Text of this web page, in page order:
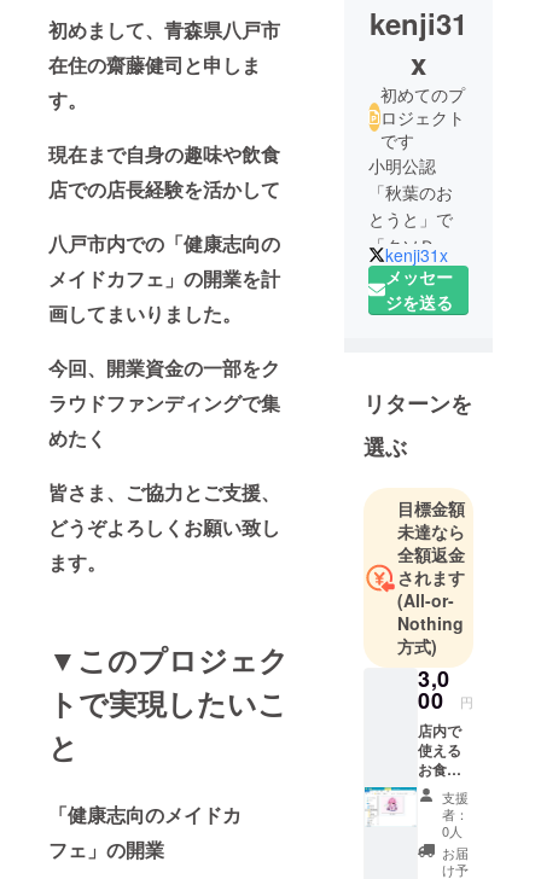
初めまして、青森県八戸市
在住の齋藤健司と申しま
す。
現在まで自身の趣味や飲食
店での店長経験を活かして
八戸市内での「健康志向の
メイドカフェ」の開業を計
画してまいりました。
今回、開業資金の一部をク
ラウドファンディングで集
めたく
皆さま、ご協力とご支援、
どうぞよろしくお願い致し
ます。
▼このプロジェク
トで実現したいこ
と
「健康志向のメイドカ
フェ」の開業
kenji31
x
初めてのプ
ロジェクト
です
小明公認
「秋葉のお
とうと」で
「クソＤＤ
」
【Kenji31】
撮、雑貨好
き！ももク
ロ、でん
ぱ、新旧
BiS、BiSH、
バニビ、り
んご娘、幼
い、＠ほー
むカフェこ
はね、岩手
のメイドさ
ん達もみー
んなだいす
き♡ #青森ア
キバ化計
画！ 2017
年、八戸に
メイドカ
kenji31x
メッセー
ジを送る
リターンを
選ぶ
目標金額
未達なら
全額返金
されます
(All-or-
Nothing
方式)
3,0
00 円
店内で
使える
お食事
券2500
円分+限
定缶
バッチ
A（りん
支援
者：
0人
お届
け予